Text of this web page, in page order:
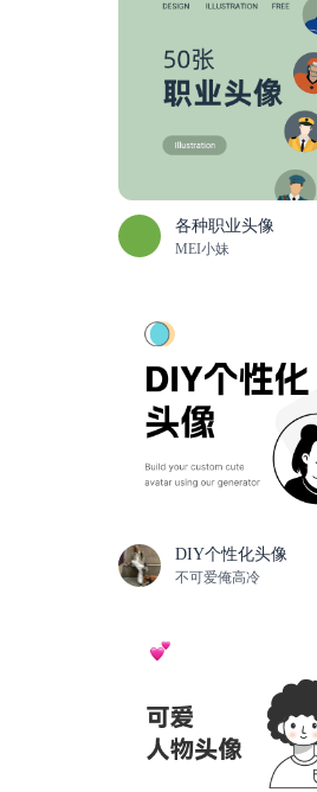
各种职业头像
MEI小妹
DIY个性化头像
不可爱俺高冷